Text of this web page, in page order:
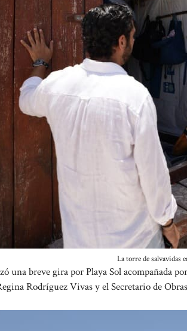
La torre de salvavidas
una breve gira por Playa Sol acompañada
Rodríguez Vivas y el Secretario de